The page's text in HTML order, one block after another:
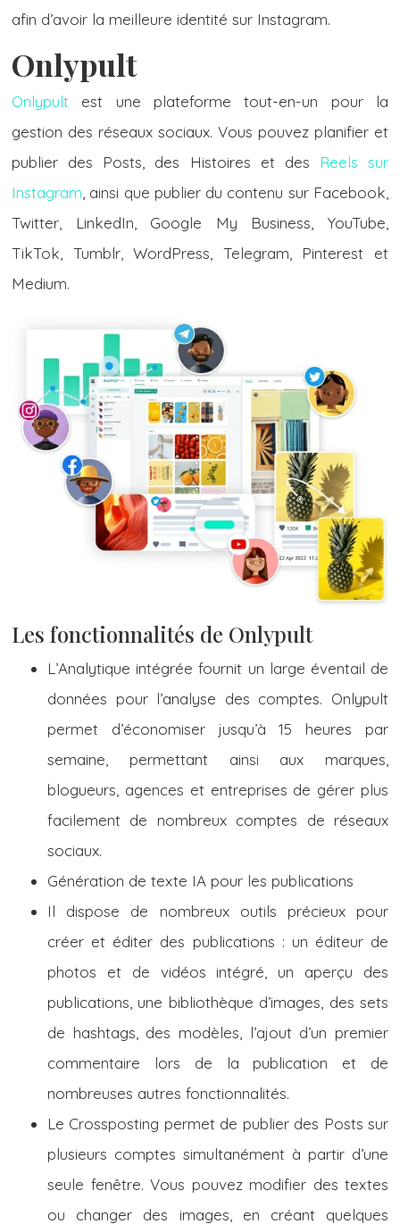
afin d’avoir la meilleure identité sur Instagram.
Onlypult
Onlypult est une plateforme tout-en-un pour la
gestion des réseaux sociaux. Vous pouvez planifier et
publier des Posts, des Histoires et des
Reels sur
Instagram , ainsi que publier du contenu sur Facebook,
Twitter, LinkedIn, Google My Business, YouTube,
TikTok, Tumblr, WordPress, Telegram, Pinterest et
Medium.
Les fonctionnalités de Onlypult
L’Analytique intégrée fournit un large éventail de
données pour l’analyse des comptes. Onlypult
permet d’économiser jusqu’à 15 heures par
semaine, permettant ainsi aux marques,
blogueurs, agences et entreprises de gérer plus
facilement de nombreux comptes de réseaux
sociaux.
Génération de texte IA pour les publications
Il dispose de nombreux outils précieux pour
créer et éditer des publications : un éditeur de
photos et de vidéos intégré, un aperçu des
publications, une bibliothèque d’images, des sets
de hashtags, des modèles, l’ajout d’un premier
commentaire lors de la publication et de
nombreuses autres fonctionnalités.
Le Crossposting permet de publier des Posts sur
plusieurs comptes simultanément à partir d’une
seule fenêtre. Vous pouvez modifier des textes
ou changer des images, en créant quelques